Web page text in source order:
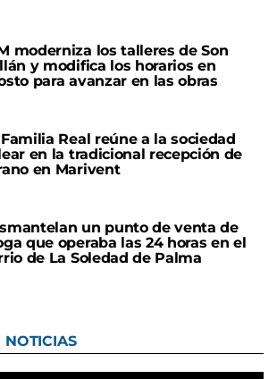
moderniza los talleres de Son
y modifica los horarios en
para avanzar en las obras
Real reúne a la sociedad
en la tradicional recepción de
en Marivent
un punto de venta de
que operaba las 24 horas en el
de La Soledad de Palma
NOTICIAS